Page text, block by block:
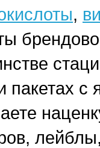
,
пакетах